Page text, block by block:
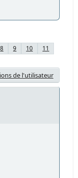
8 9 10
11
de l'utilisateur